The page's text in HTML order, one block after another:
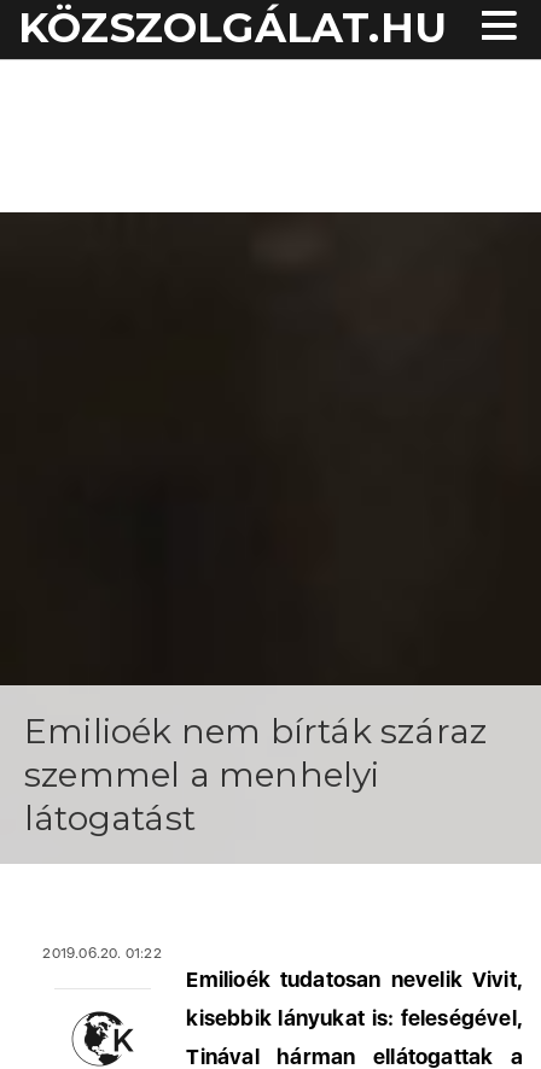
KÖZSZOLGÁLAT.HU
Emilioék nem bírták száraz
szemmel a menhelyi
látogatást
2019.06.20. 01:22
Emilioék tudatosan nevelik Vivit,
kisebbik lányukat is: feleségével,
Tinával hárman ellátogattak a